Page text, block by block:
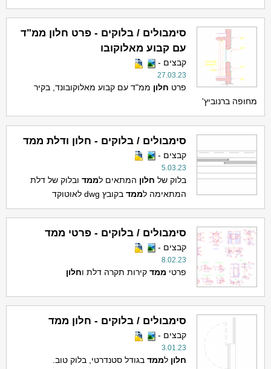
סימבולים / בלוקים - פרט חלון ממ"ד
עם קבוע מאלוקובו
קבצים -
27.03.23
פרט חלון ממ"ד עם קבוע מאלוקובונד, בקיר
מחופה ברנוביץ'
סימבולים / בלוקים - חלון ודלת ממד
קבצים -
5.03.23
בלוק של חלון המתאים לממד ובלוק של דלת
המתאימה לממד בקובץ dwg לאוטוקד
סימבולים / בלוקים - פרטי ממד
קבצים -
8.02.23
פרטי ממד קירות תקרה דלת וחלון
סימבולים / בלוקים - חלון ממד
קבצים -
3.01.23
חלון לממד בגודל סטנדרטי, בלוק טוב.